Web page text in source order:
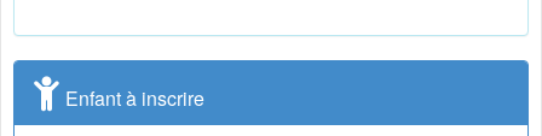
Enfant à inscrire